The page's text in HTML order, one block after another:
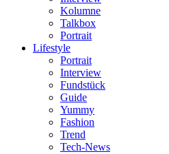
Kolumne
Talkbox
Portrait
Lifestyle
Portrait
Interview
Fundstück
Guide
Yummy
Fashion
Trend
Tech-News